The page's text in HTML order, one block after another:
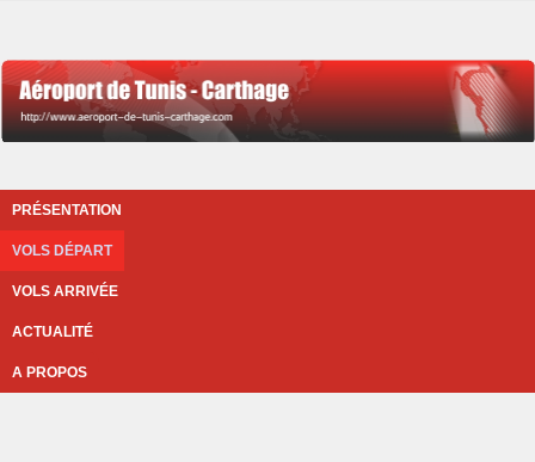
PRÉSENTATION
VOLS DÉPART
VOLS ARRIVÉE
ACTUALITÉ
A PROPOS